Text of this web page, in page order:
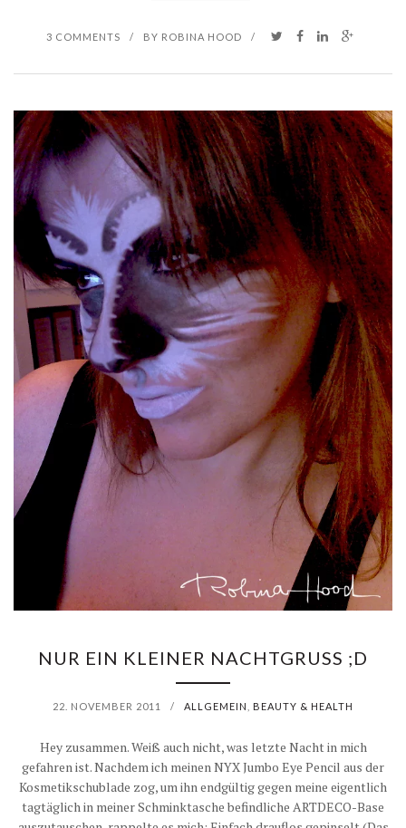
3 COMMENTS / BY ROBINA HOOD /
NUR EIN KLEINER NACHTGRUSS ;D
22. NOVEMBER 2011 / ALLGEMEIN BEAUTY & HEALTH
Hey zusammen. Weiß auch nicht, was letzte Nacht in mich
gefahren ist. Nachdem ich meinen NYX Jumbo Eye Pencil aus der
Kosmetikschublade zog, um ihn endgültig gegen meine eigentlich
tagtäglich in meiner Schminktasche befindliche ARTDECO-Base